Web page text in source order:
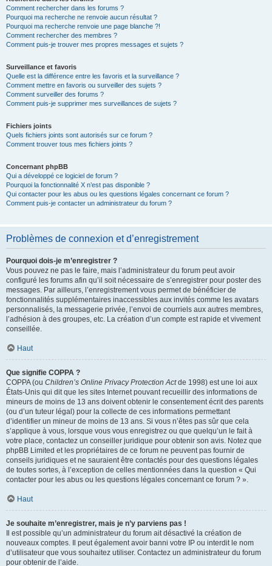
Comment rechercher dans les forums ?
Pourquoi ma recherche ne renvoie aucun résultat ?
Pourquoi ma recherche renvoie une page blanche ?!
Comment rechercher des membres ?
Comment puis-je trouver mes propres messages et sujets ?
Surveillance et favoris
Quelle est la différence entre les favoris et la surveillance ?
Comment mettre en favoris ou surveiller des sujets ?
Comment surveiller des forums ?
Comment puis-je supprimer mes surveillances de sujets ?
Fichiers joints
Quels fichiers joints sont autorisés sur ce forum ?
Comment trouver tous mes fichiers joints ?
Concernant phpBB
Qui a développé ce logiciel de forum ?
Pourquoi la fonctionnalité X n’est pas disponible ?
Qui contacter pour les abus ou les questions légales concernant ce forum ?
Comment puis-je contacter un administrateur du forum ?
Problèmes de connexion et d’enregistrement
Pourquoi dois-je m’enregistrer ?
Vous pouvez ne pas le faire, mais l’administrateur du forum peut avoir
configuré les forums afin qu’il soit nécessaire de s’enregistrer pour poster des
messages. Par ailleurs, l’enregistrement vous permet de bénéficier de
fonctionnalités supplémentaires inaccessibles aux invités comme les avatars
personnalisés, la messagerie privée, l’envoi de courriels aux autres membres,
l’adhésion à des groupes, etc. La création d’un compte est rapide et vivement
conseillée.
Haut
Que signifie COPPA ?
COPPA (ou Children’s Online Privacy Protection Actde 1998) est une loi aux
États-Unis qui dit que les sites Internet pouvant recueillir des informations de
mineurs de moins de 13 ans doivent obtenir le consentement écrit des parents
(ou d’un tuteur légal) pour la collecte de ces informations permettant
d’identifier un mineur de moins de 13 ans. Si vous n’êtes pas sûr que cela
s’applique à vous, lorsque vous vous enregistrez ou que quelqu’un le fait à
votre place, contactez un conseiller juridique pour obtenir son avis. Notez que
phpBB Limited et les propriétaires de ce forum ne peuvent pas fournir de
conseils juridiques et ne sauraient être contactés pour des questions légales
de toutes sortes, à l’exception de celles mentionnées dans la question « Qui
contacter pour les abus ou les questions légales concernant ce forum ? ».
Haut
Je souhaite m’enregistrer, mais je n’y parviens pas !
Il est possible qu’un administrateur du forum ait désactivé la création de
nouveaux comptes. Il peut également avoir banni votre IP ou interdit le nom
d’utilisateur que vous souhaitez utiliser. Contactez un administrateur du forum
pour obtenir de l’aide.